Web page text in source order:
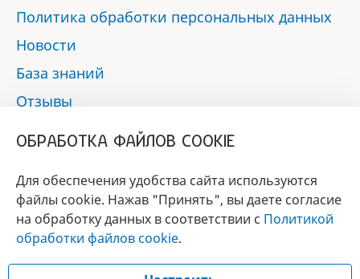
Политика обработки персональных данных
Новости
База знаний
Отзывы
БРЕНД
ГОДА 2017 - 2019
ОБРАБОТКА ФАЙЛОВ COOKIE
Для обеспечения удобства сайта используются
файлы cookie. Нажав "Принять", вы даете согласие
на обработку данных в соответствии с Политикой
обработки файлов cookie.